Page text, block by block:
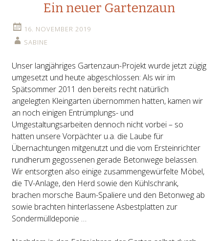
Ein neuer Gartenzaun
16. NOVEMBER 2019
SABINE
Unser langjähriges Gartenzaun-Projekt wurde jetzt zügig
umgesetzt und heute abgeschlossen: Als wir im
Spätsommer 2011 den bereits recht natürlich
angelegten Kleingarten übernommen hatten, kamen wir
an noch einigen Entrümplungs- und
Umgestaltungsarbeiten dennoch nicht vorbei – so
hatten unsere Vorpächter u.a. die Laube für
Übernachtungen mitgenutzt und die vom Ersteinrichter
rundherum gegossenen gerade Betonwege belassen.
Wir entsorgten also einige zusammengewürfelte Möbel,
die TV-Anlage, den Herd sowie den Kühlschrank,
brachen morsche Baum-Spaliere und den Betonweg ab
sowie brachten hinterlassene Asbestplatten zur
Sondermülldeponie …